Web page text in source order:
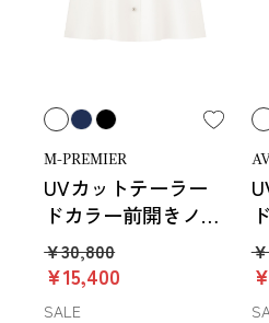
M-PREMIER
UVカットテーラー
ドカラー前開きノー
スリーブニット
￥30,800
￥15,400
SALE